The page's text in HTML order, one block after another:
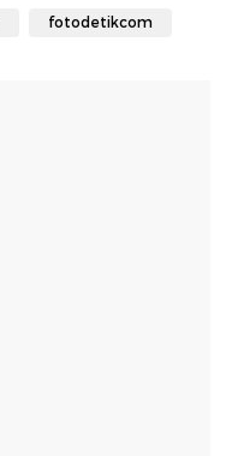
fotodetikcom